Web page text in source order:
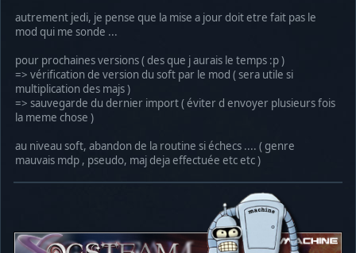
autrement jedi, je pense que la mise a jour doit etre fait pas le
mod qui me sonde ...
pour prochaines versions ( des que j aurais le temps :p )
=> vérification de version du soft par le mod ( sera utile si
multiplication des majs )
=> sauvegarde du dernier import ( éviter d envoyer plusieurs fois
la meme chose )
au niveau soft, abandon de la routine si échecs .... ( genre
mauvais mdp , pseudo, maj deja effectuée etc etc )